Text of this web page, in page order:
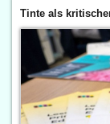
Tinte als